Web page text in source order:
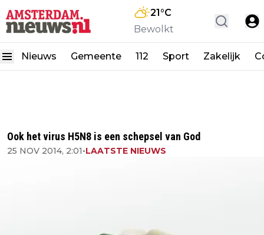
21°C
Bewolkt
Nieuws Gemeente 112 Sport Zakelijk
Ook het virus H5N8 is een schepsel van God
25 NOV 2014, 2:01•LAATSTE NIEUWS